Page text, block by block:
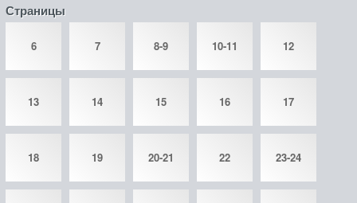
Страницы
6 7 8-9 10-11 12
13 14 15 16 17
18 19 20-21 22 23-24